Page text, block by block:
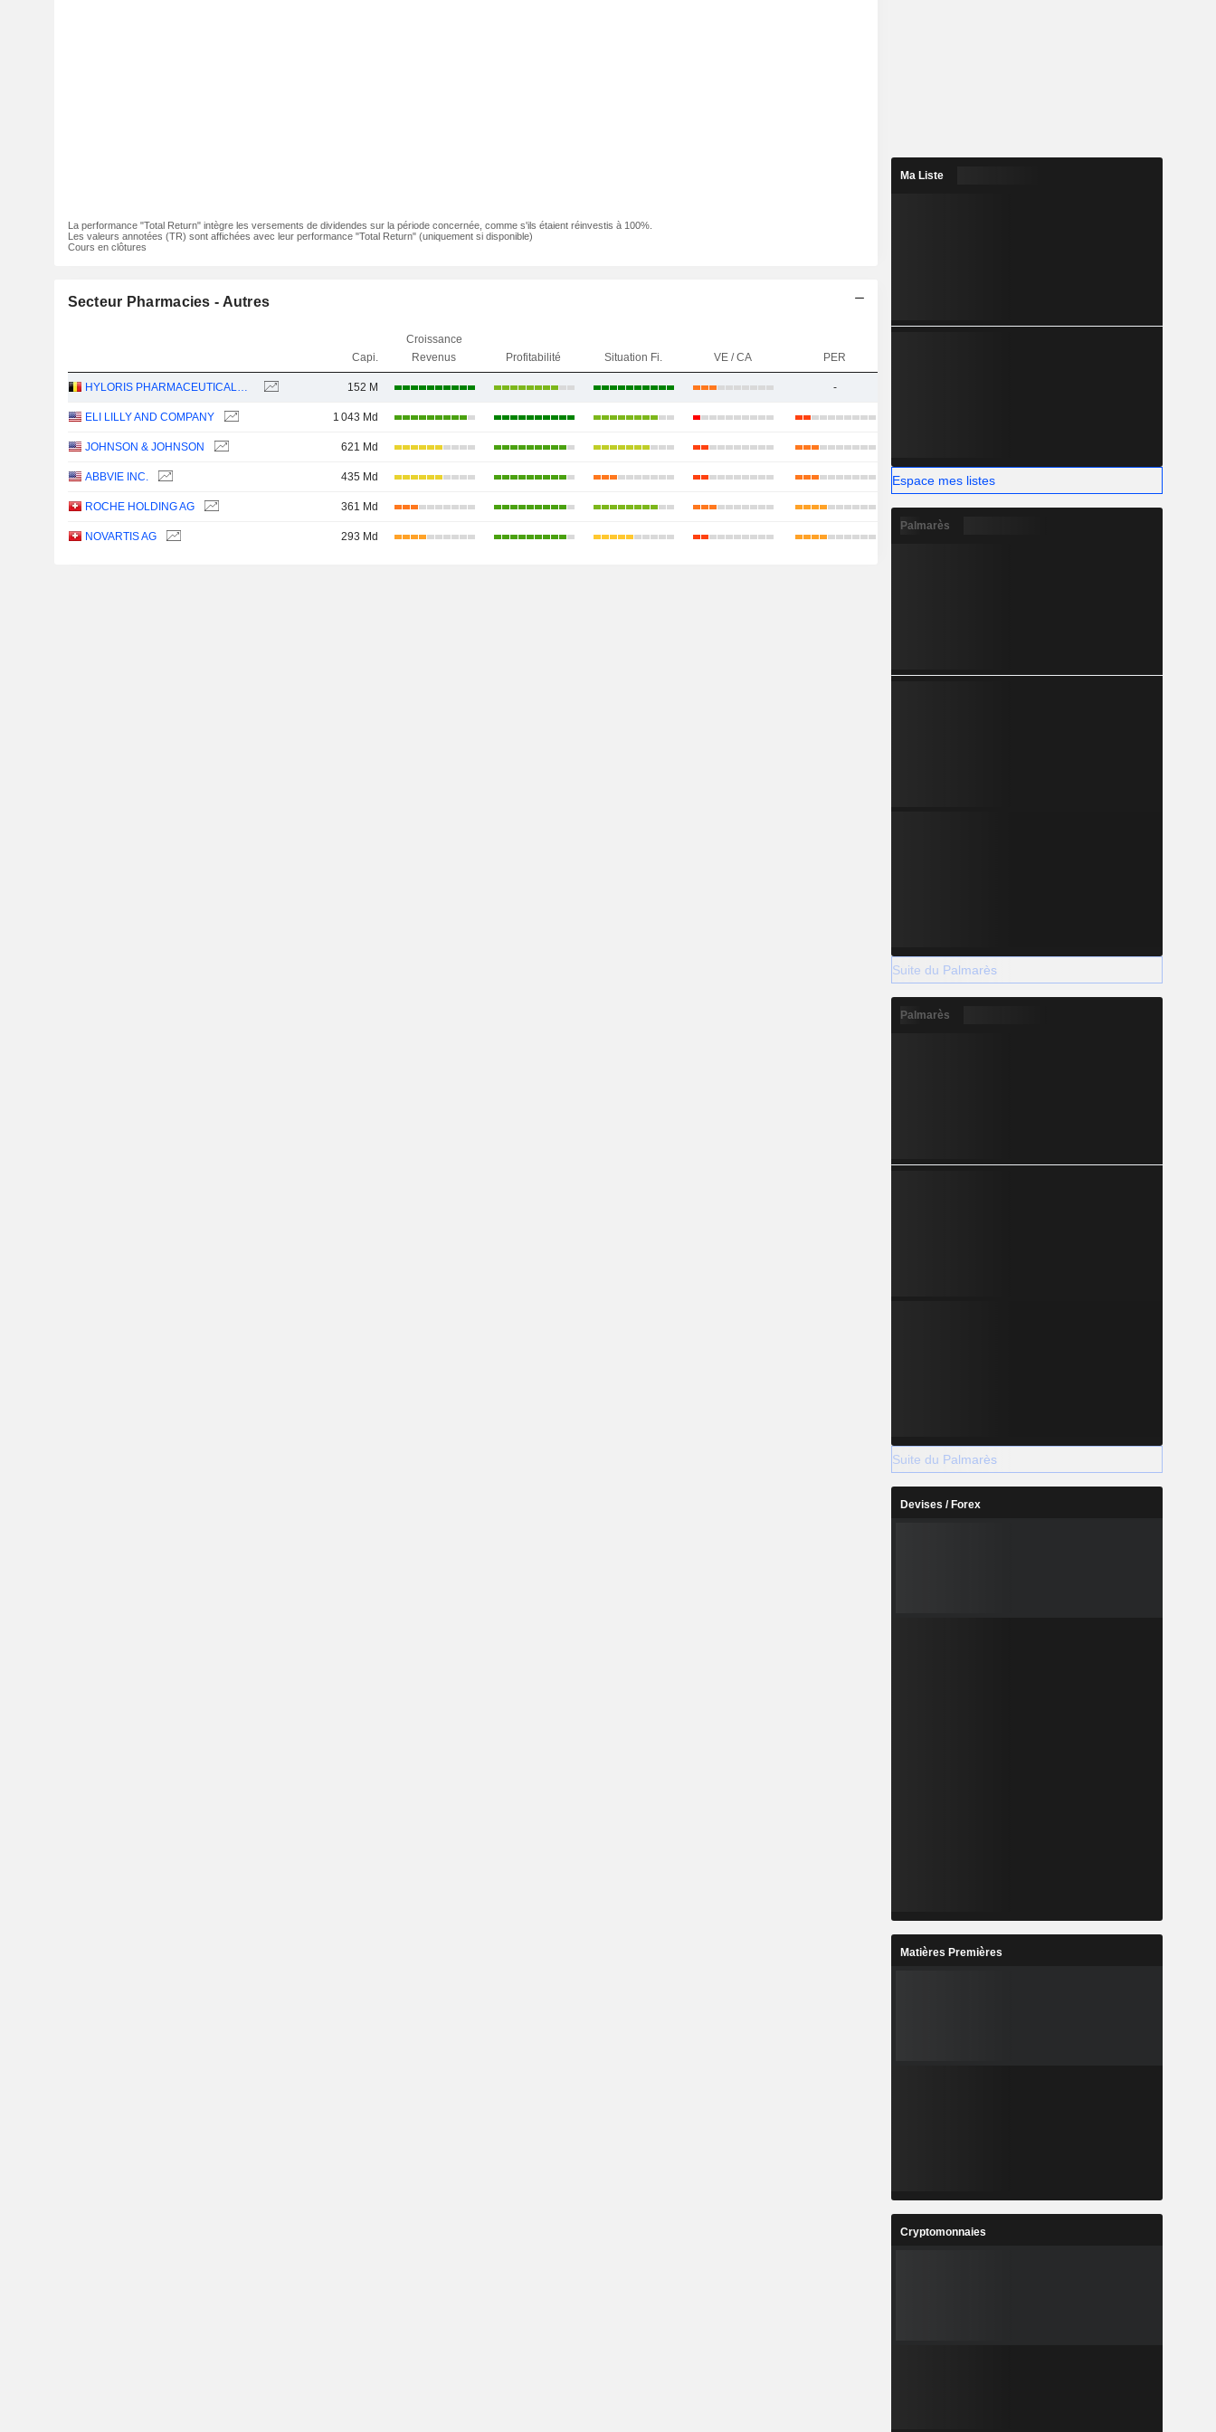
La performance "Total Return" intègre les versements de dividendes sur la période concernée, comme s'ils étaient réinvestis à 100%.
Les valeurs annotées (TR) sont affichées avec leur performance "Total Return" (uniquement si disponible)
Cours en clôtures
Secteur Pharmacies - Autres
Capi.
Croissance
Revenus
Profitabilité Situation Fi. VE / CA PER
HYLORIS PHARMACEUTICALS SA 152 M -
ELI LILLY AND COMPANY 1 043 Md
JOHNSON & JOHNSON 621 Md
ABBVIE INC. 435 Md
ROCHE HOLDING AG 361 Md
NOVARTIS AG 293 Md
Ma Liste
Espace mes listes
Palmarès
Suite du Palmarès
Palmarès
Suite du Palmarès
Devises / Forex
Matières Premières
Cryptomonnaies